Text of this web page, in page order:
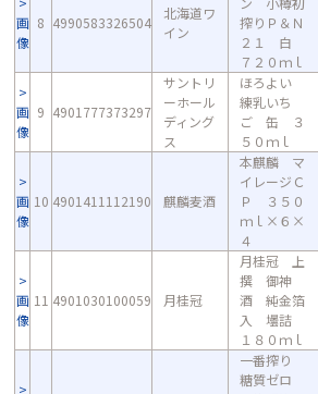
画
像
8 4990583326504
北海道ワ
イン
搾りＰ＆Ｎ
２１ 白
７２０ｍｌ
画
像
9 4901777373297
サントリ
ーホール
ディング
ス
ほろよい
練乳いち
ご 缶 ３
５０ｍｌ
画
像
10 4901411112190 麒麟麦酒
本麒麟 マ
イレージＣ
Ｐ ３５０
ｍｌ×６×
４
画
像
11 4901030100059 月桂冠
月桂冠 上
撰 御神
酒 純金箔
入 壜詰
１８０ｍｌ
一番搾り
糖質ゼロ